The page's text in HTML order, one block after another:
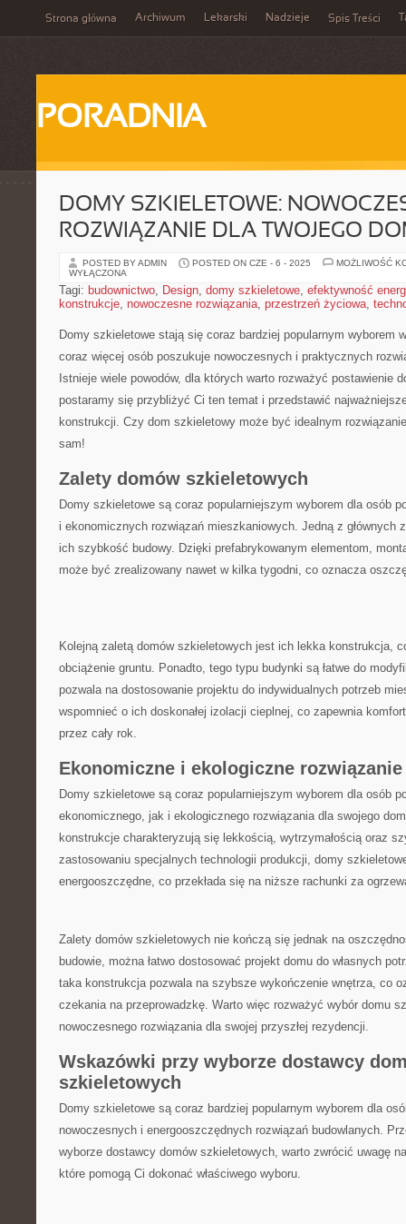
Strona główna Archiwum Lekarski Nadzieje Spis Treści
PORADNIA
DOMY SZKIELETOWE:
ROZWIĄZANIE DLA TWOJEGO
POSTED BY ADMIN POSTED ON CZE - 6 - 2025
MOŻLIWOŚĆ
WYŁĄCZONA
Tagi: budownictwo, Design, domy szkieletowe, efektywność
konstrukcje, nowoczesne rozwiązania, przestrzeń życiowa,
Domy szkieletowe stają się coraz bardziej ⁢popularnym wyborem
coraz więcej⁤ osób poszukuje nowoczesnych i praktycznych
Istnieje wiele powodów, dla których warto rozważyć postawienie
postaramy się przybliżyć Ci ten ‍temat i przedstawić
konstrukcji. ⁤Czy dom⁣ szkieletowy może być idealnym
sam!
Zalety domów szkieletowych
Domy szkieletowe⁤ są coraz popularniejszym wyborem dla osób
i ekonomicznych rozwiązań mieszkaniowych.‌ Jedną z głównych
ich szybkość budowy. ‍Dzięki prefabrykowanym elementom,
może być zrealizowany nawet ⁣w kilka tygodni, co oznacza
Kolejną zaletą domów szkieletowych‌ jest ich lekka konstrukcja,
obciążenie gruntu. Ponadto, tego ⁣typu budynki są łatwe do
pozwala na⁤ dostosowanie projektu do indywidualnych potrzeb
wspomnieć o ich doskonałej izolacji cieplnej, co zapewnia
przez⁢ cały rok.
Ekonomiczne i ekologiczne rozwiązanie
Domy szkieletowe są coraz popularniejszym wyborem dla osób
ekonomicznego,‌ jak ⁢i​ ekologicznego‌ rozwiązania dla swojego⁢
konstrukcje charakteryzują się ​lekkością, wytrzymałością oraz
zastosowaniu ⁢specjalnych technologii produkcji, ‌domy
energooszczędne, co przekłada się na niższe rachunki ‍za
Zalety domów szkieletowych nie kończą się jednak na
budowie, można łatwo dostosować projekt domu ⁣do ‌własnych
taka konstrukcja pozwala na szybsze wykończenie wnętrza, co
czekania na⁣ przeprowadzkę. Warto więc​ rozważyć wybór domu
nowoczesnego rozwiązania dla swojej przyszłej rezydencji.
Wskazówki przy ‍wyborze⁤ dostawcy
szkieletowych
Domy szkieletowe są coraz bardziej popularnym wyborem dla
nowoczesnych i energooszczędnych rozwiązań budowlanych.
wyborze ‌dostawcy domów szkieletowych, warto zwrócić uwagę
które pomogą Ci dokonać właściwego wyboru.